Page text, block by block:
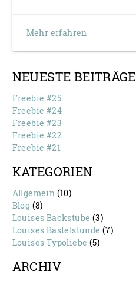
Mehr erfahren
NEUESTE BEITRÄGE
Freebie #25
Freebie #24
Freebie #23
Freebie #22
Freebie #21
KATEGORIEN
Allgemein (10)
Blog (8)
Louises Backstube (3)
Louises Bastelstunde (7)
Louises Typoliebe (5)
ARCHIV